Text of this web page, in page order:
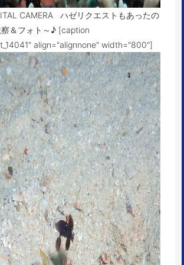
CAMERA ハゼリクエストもあったの
＆フォト～♪ [caption
align="alignnone" width="800"]